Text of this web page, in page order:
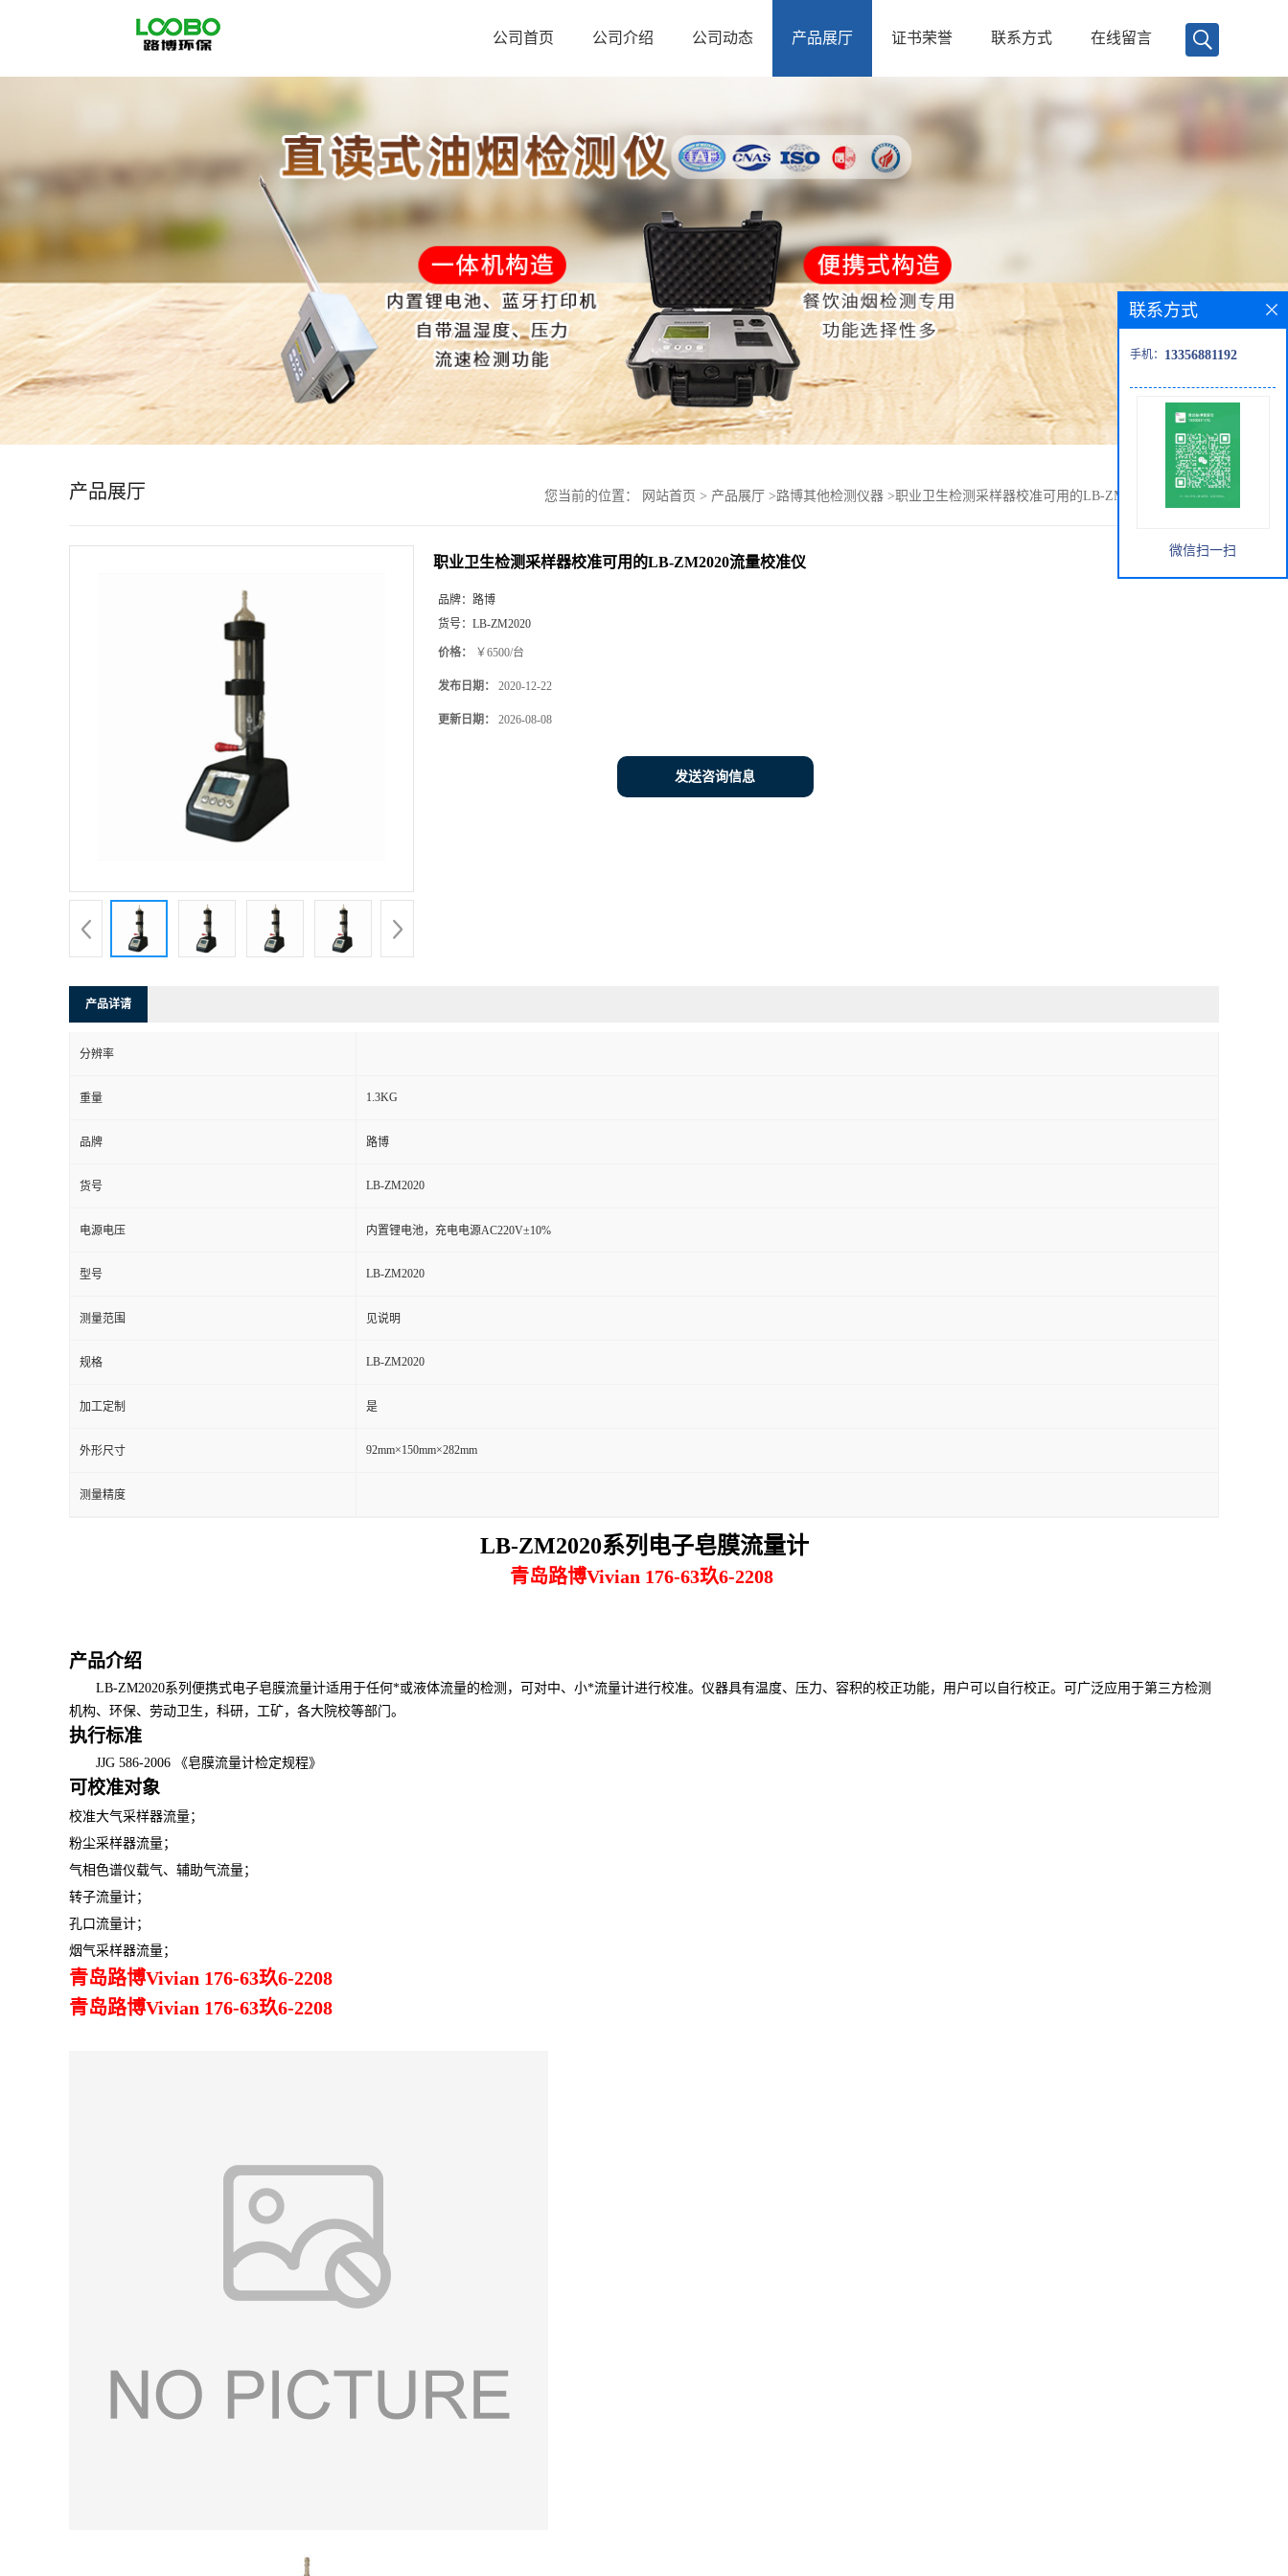
首
介
公司首页 公司介绍 公司动态 产品展厅 证书荣誉 联系方式 在线留言
产品展厅 您当前的位置： 网站首页 > 产品展厅 >路博其他检测仪器 >职业卫生检测采样器校准可用的LB-ZM2020流量校准仪
职业卫生检测采样器校准可用的LB-ZM2020流量校准仪
品牌： 路博
货号： LB-ZM2020
价格： ￥6500/台
发布日期： 2020-12-22
更新日期： 2026-08-08
发送咨询信息
产品详请
分辨率
重量 1.3KG
品牌 路博
货号 LB-ZM2020
电源电压 内置锂电池，充电电源AC220V±10%
型号 LB-ZM2020
测量范围 见说明
规格 LB-ZM2020
加工定制 是
外形尺寸 92mm×150mm×282mm
测量精度
LB-ZM2020系列电子皂膜流量计
青岛路博Vivian 176-63玖6-2208
产品介绍
LB-ZM2020系列便携式电子皂膜流量计适用于任何*或液体流量的检测，可对中、小*流量计进行校准。仪器具有温度、压力、容积的校正功能，用户可以自行校正。 可广泛应用于第三方检测
机构、环保、劳动卫生，科研，工矿，各大院校等部门。
执行标准
JJG 586-2006 《皂膜流量计检定规程》
可校准对象
校准大气采样器流量；
粉尘采样器流量；
气相色谱仪载气、辅助气流量；
转子流量计；
孔口流量计；
烟气采样器流量；
青岛路博Vivian 176-63玖6-2208
青岛路博Vivian 176-63玖6-2208
联系方式
手机： 13356881192
微信扫一扫